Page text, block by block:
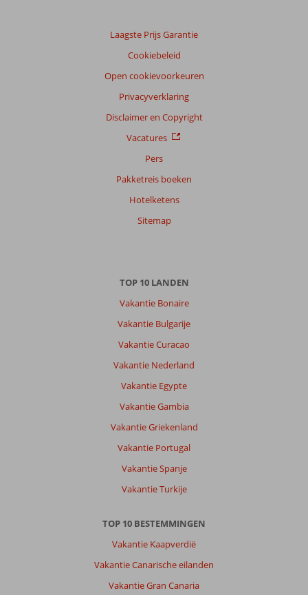
Laagste Prijs Garantie
Cookiebeleid
Open cookievoorkeuren
Privacyverklaring
Disclaimer en Copyright
Vacatures
Pers
Pakketreis boeken
Hotelketens
Sitemap
TOP 10 LANDEN
Vakantie Bonaire
Vakantie Bulgarije
Vakantie Curacao
Vakantie Nederland
Vakantie Egypte
Vakantie Gambia
Vakantie Griekenland
Vakantie Portugal
Vakantie Spanje
Vakantie Turkije
TOP 10 BESTEMMINGEN
Vakantie Kaapverdië
Vakantie Canarische eilanden
Vakantie Gran Canaria